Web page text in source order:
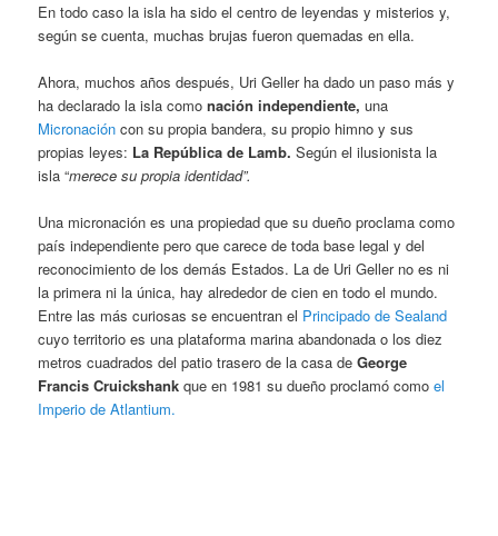
En todo caso la isla ha sido el centro de leyendas y misterios y,
según se cuenta, muchas brujas fueron quemadas en ella.
Ahora, muchos años después, Uri Geller ha dado un paso más y
ha declarado la isla comonación independiente, una
Micronación con su propia bandera, su propio himno y sus
propias leyes: La República de Lamb. Según el ilusionista la
isla “merece su propia identidad”.
Una micronación es una propiedad que su dueño proclama como
país independiente pero que carece de toda base legal y del
reconocimiento de los demás Estados. La de Uri Geller no es ni
la primera ni la única, hay alrededor de cien en todo el mundo.
Entre las más curiosas se encuentran el Principado de Sealand
cuyo territorio es una plataforma marina abandonada o los diez
metros cuadrados del patio trasero de la casa deGeorge
Francis Cruickshank que en 1981 su dueño proclamó comoel
Imperio de Atlantium.